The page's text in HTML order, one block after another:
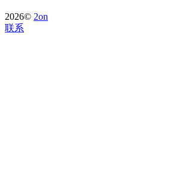
2026© 2on
联系